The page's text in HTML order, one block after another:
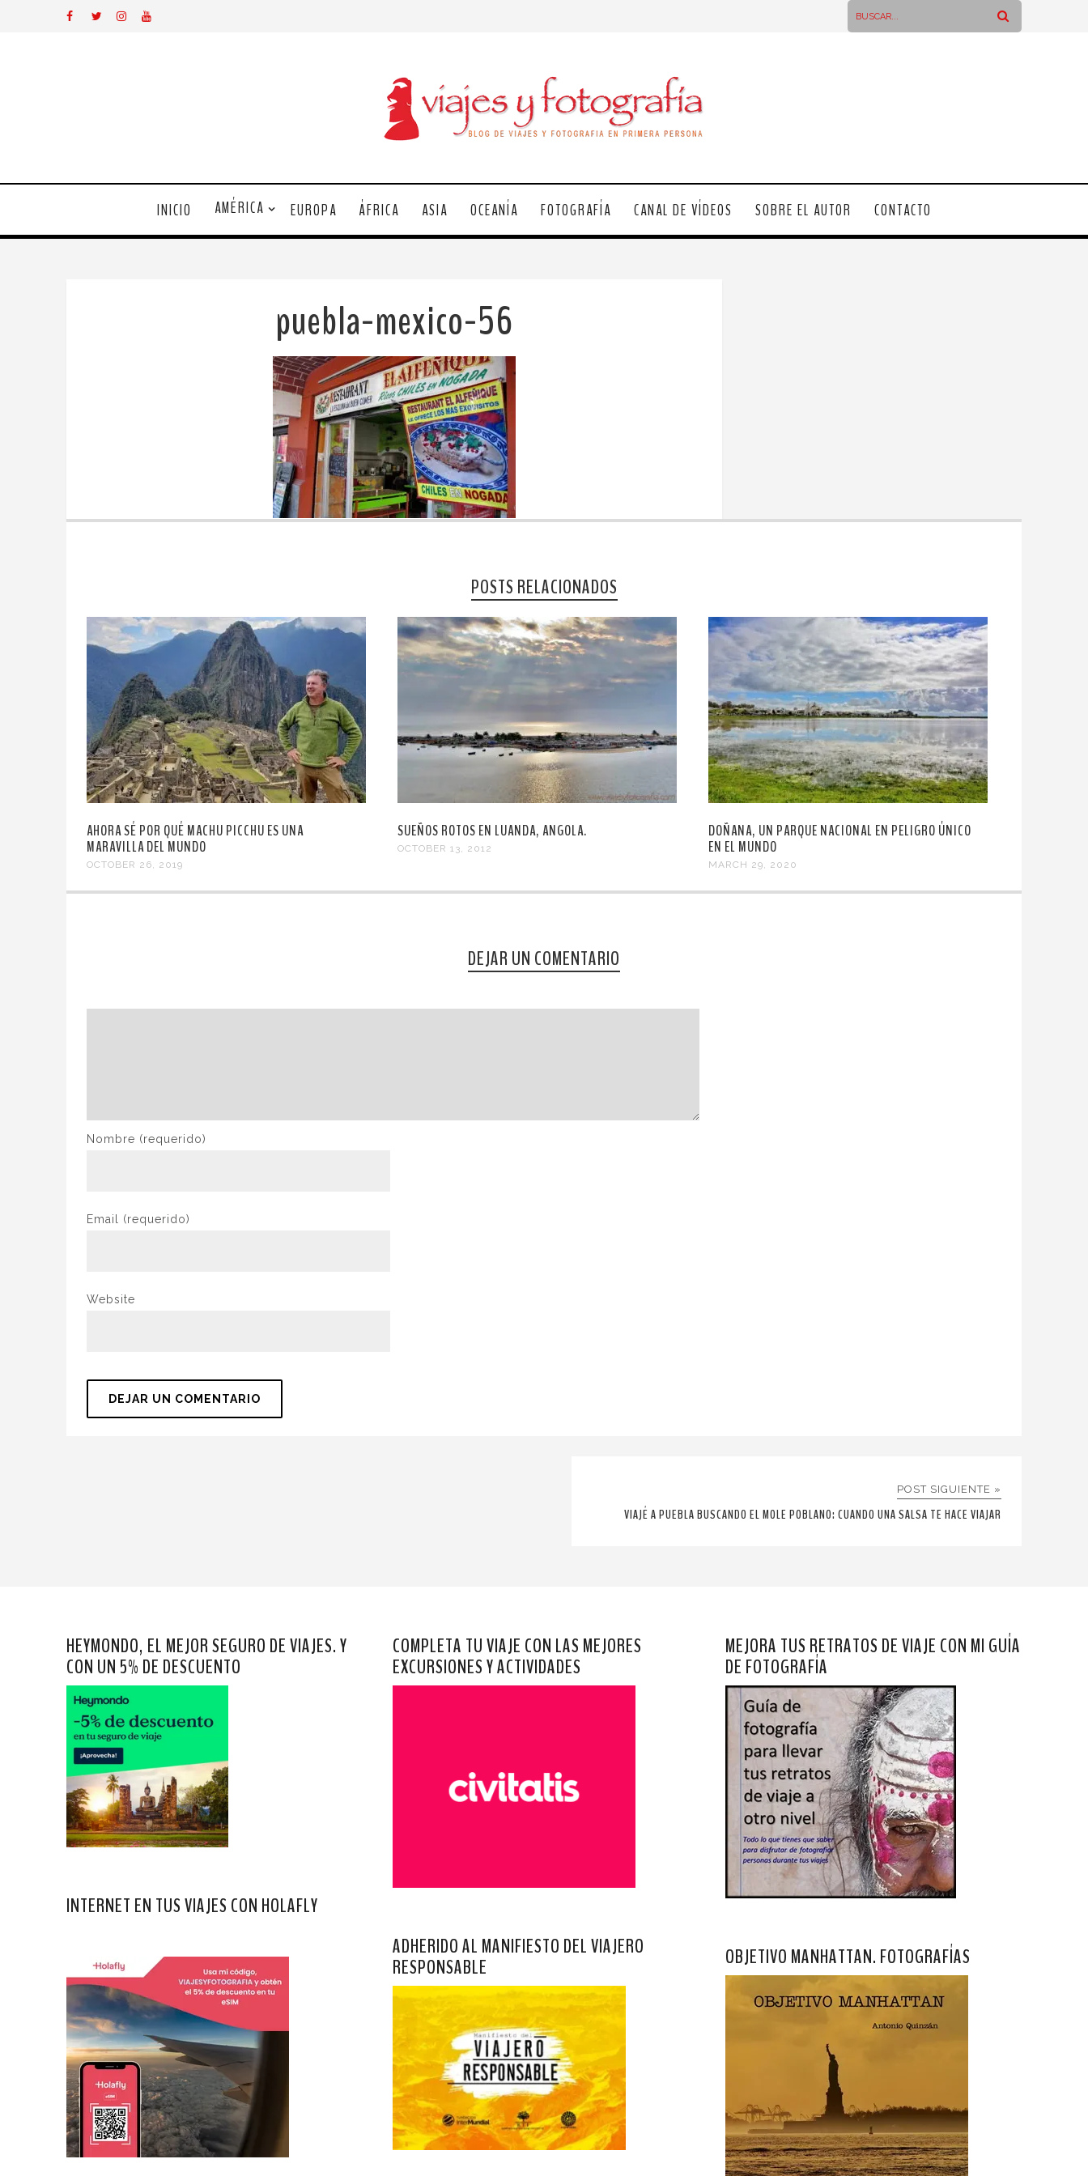
INICIO AMÉRICA EUROPA ÁFRICA ASIA OCEANÍA FOTOGRAFÍA CANAL DE VÍDEOS SOBRE EL AUTOR CONTACTO
puebla-mexico-56
POSTS RELACIONADOS
AHORA SÉ POR QUÉ MACHU PICCHU ES UNA
MARAVILLA DEL MUNDO
OCTOBER 26, 2019
SUEÑOS ROTOS EN LUANDA, ANGOLA.
OCTOBER 13, 2012
DOÑANA, UN PARQUE NACIONAL EN PELIGRO ÚNICO
EN EL MUNDO
MARCH 29, 2020
DEJAR UN COMENTARIO
Nombre (requerido)
Email (requerido)
Website
POST SIGUIENTE »
VIAJÉ A PUEBLA BUSCANDO EL MOLE POBLANO: CUANDO UNA SALSA TE HACE VIAJAR
HEYMONDO, EL MEJOR SEGURO DE VIAJES. Y
CON UN 5% DE DESCUENTO
INTERNET EN TUS VIAJES CON HOLAFLY
COMPLETA TU VIAJE CON LAS MEJORES
EXCURSIONES Y ACTIVIDADES
ADHERIDO AL MANIFIESTO DEL VIAJERO
RESPONSABLE
MEJORA TUS RETRATOS DE VIAJE CON MI GUÍA
DE FOTOGRAFÍA
OBJETIVO MANHATTAN. FOTOGRAFÍAS